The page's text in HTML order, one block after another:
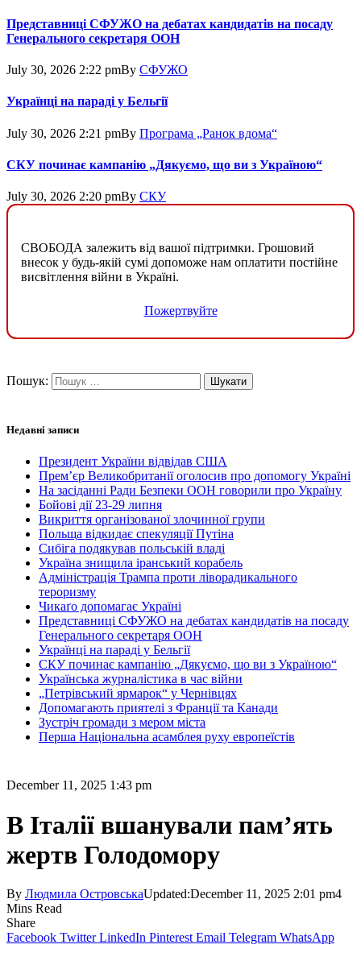
Представниці СФУЖО на дебатах кандидатів на посаду
Генерального секретаря ООН
July 30, 2026 2:22 pmBy СФУЖО
Українці на параді у Бельгії
July 30, 2026 2:21 pmBy Програма „Ранок вдома“
СКУ починає кампанію „Дякуємо, що ви з Україною“
July 30, 2026 2:20 pmBy СКУ
СВОБОДА залежить від вашої підтримки. Грошовий
внесок у будь-якій сумі допоможе нам оплатити постійне
висвітлення війни в Україні.
Пожертвуйте
Пошук:
Недавні записи
Президент України відвідав США
Прем’єр Великобританії оголосив про допомогу Україні
На засіданні Ради Безпеки ООН говорили про Україну
Бойові дії 23-29 липня
Викриття організованої злочинної групи
Польща відкидає спекуляції Путіна
Сибіга подякував польській владі
Україна знищила іранський корабель
Адміністрація Трампа проти ліворадикального
тероризму
Чикаґо допомагає Україні
Представниці СФУЖО на дебатах кандидатів на посаду
Генерального секретаря ООН
Українці на параді у Бельгії
СКУ починає кампанію „Дякуємо, що ви з Україною“
Українська журналістика в час війни
„Петрівський ярмарок“ у Чернівцях
Допомагають приятелі з Франції та Канади
Зустріч громади з мером міста
Перша Національна асамблея руху европеїстів
December 11, 2025 1:43 pm
В Італії вшанували пам’ять
жертв Голодомору
By Людмила ОстровськаUpdated:December 11, 2025 2:01 pm4
Mins Read
Share
Facebook Twitter LinkedIn Pinterest Email Telegram WhatsApp